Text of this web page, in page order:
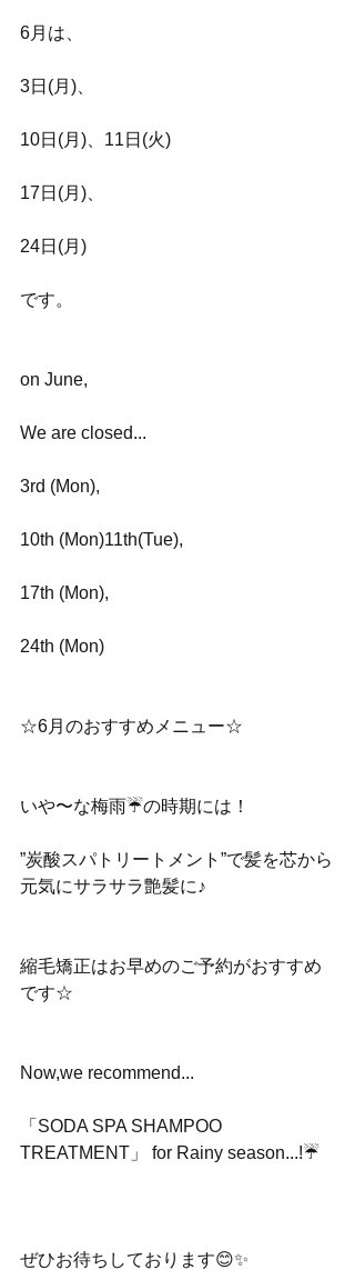
6月は、
3日(月)、
10日(月)、11日(火)
17日(月)、
24日(月)
です。
on June,
We are closed...
3rd (Mon),
10th (Mon)11th(Tue),
17th (Mon),
24th (Mon)
☆6月のおすすめメニュー☆
いや〜な梅雨☔️の時期には！
”炭酸スパトリートメント”で髪を芯から
元気にサラサラ艶髪に♪
縮毛矯正はお早めのご予約がおすすめ
です☆
Now,we recommend...
「SODA SPA SHAMPOO
TREATMENT」 for Rainy season...!☔️
ぜひお待ちしております😊✨